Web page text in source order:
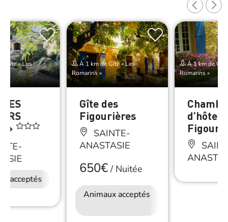
Gîte « Les
»
acceptés
À 1 km de Gîte « Les
Romarins »
Gîte des
Figourières
SAINTE-
ANASTASIE
650€/Nuitée
Animaux acceptés
À 1 km de Gîte
Romarins »
d’hôtes